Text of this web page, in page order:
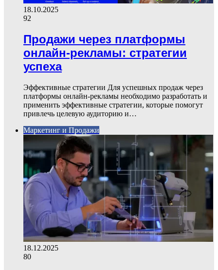
18.10.2025
92
Продажи через платформы
онлайн-рекламы: стратегии
успеха
Эффективные стратегии Для успешных продаж через
платформы онлайн-рекламы необходимо разработать и
применить эффективные стратегии, которые помогут
привлечь целевую аудиторию и…
Маркетинг и Продажи
18.12.2025
80